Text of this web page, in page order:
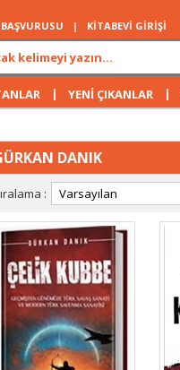
| KİTABEVİ GİRİŞİ
| YENİ ÇIKANLAR |
DANIK
: